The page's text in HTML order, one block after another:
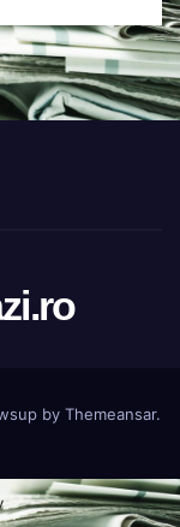
by Themeansar.